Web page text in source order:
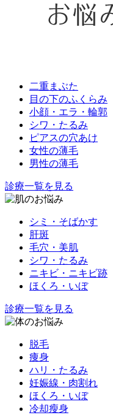
二重まぶた
目の下のふくらみ
小顔・エラ・輪郭
シワ・たるみ
ピアスの穴あけ
女性の薄毛
男性の薄毛
診療一覧を見る
シミ・そばかす
肝斑
毛穴・美肌
シワ・たるみ
ニキビ・ニキビ跡
ほくろ・いぼ
診療一覧を見る
脱毛
痩身
ハリ・たるみ
妊娠線・肉割れ
ほくろ・いぼ
冷却瘦身